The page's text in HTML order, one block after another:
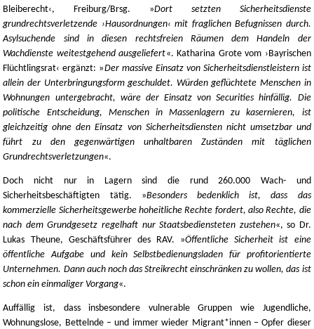
Bleiberecht‹, Freiburg/Brsg. »Dort setzten Sicherheitsdienste
grundrechtsverletzende ›Hausordnungen‹ mit fraglichen Befugnissen durch.
Asylsuchende sind in diesen rechtsfreien Räumen dem Handeln der
Wachdienste weitestgehend ausgeliefert«. Katharina Grote vom ›Bayrischen
Flüchtlingsrat‹ ergänzt: »Der massive Einsatz von Sicherheitsdienstleistern ist
allein der Unterbringungsform geschuldet. Würden geflüchtete Menschen in
Wohnungen untergebracht, wäre der Einsatz von Securities hinfällig. Die
politische Entscheidung, Menschen in Massenlagern zu kasernieren, ist
gleichzeitig ohne den Einsatz von Sicherheitsdiensten nicht umsetzbar und
führt zu den gegenwärtigen unhaltbaren Zuständen mit täglichen
Grundrechtsverletzungen«.
Doch nicht nur in Lagern sind die rund 260.000 Wach- und
Sicherheitsbeschäftigten tätig. »Besonders bedenklich ist, dass das
kommerzielle Sicherheitsgewerbe hoheitliche Rechte fordert, also Rechte, die
nach dem Grundgesetz regelhaft nur Staatsbediensteten zustehen«, so Dr.
Lukas Theune, Geschäftsführer des RAV. »Öffentliche Sicherheit ist eine
öffentliche Aufgabe und kein Selbstbedienungsladen für profitorientierte
Unternehmen. Dann auch noch das Streikrecht einschränken zu wollen, das ist
schon ein einmaliger Vorgang«.
Auffällig ist, dass insbesondere vulnerable Gruppen wie Jugendliche,
Wohnungslose, Bettelnde – und immer wieder Migrant*innen – Opfer dieser